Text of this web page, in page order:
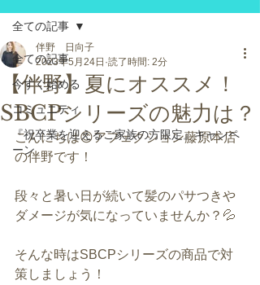
全ての記事
今すぐ始める
コミュニティ
『祝卒業を迎えるご家族の方限定』キャンペ
ーン
全ての記事
【伴野】夏にオススメ！
SBCPシリーズの魅力は？
伴野 日向子
2023年5月24日 読了時間: 2分
こんにちは😊アフェクション藤原本店
の伴野です！
段々と暑い日が続いて髪のパサつきや
ダメージが気になっていませんか？💦
そんな時はSBCPシリーズの商品で対
策しましょう！